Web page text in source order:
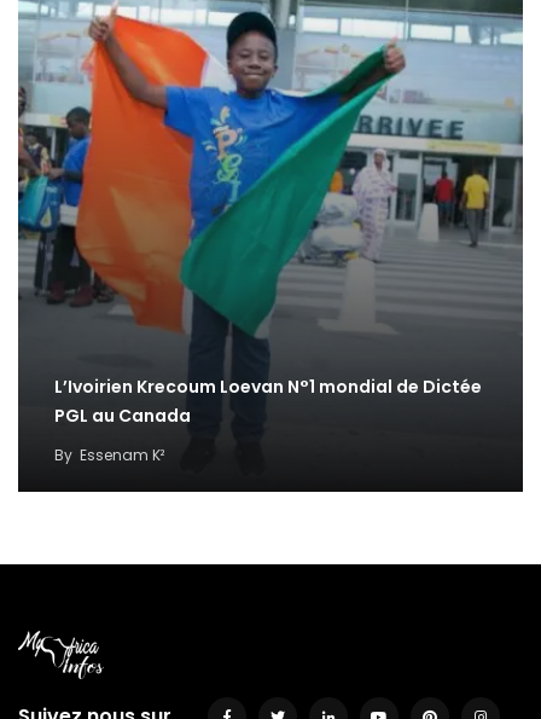
L’Ivoirien Krecoum Loevan N°1 mondial de Dictée
PGL au Canada
By Essenam K²